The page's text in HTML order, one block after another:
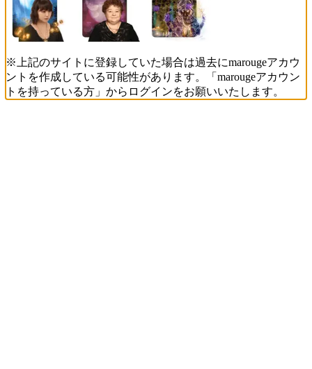
※上記のサイトに登録していた場合は過去にmarougeアカウ
ントを作成している可能性があります。「marougeアカウン
トを持っている方」からログインをお願いいたします。